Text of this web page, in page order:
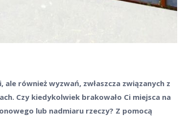
również wyzwań, zwłaszcza związanych z
Czy kiedykolwiek brakowało Ci miejsca na
lub nadmiaru rzeczy? Z pomocą